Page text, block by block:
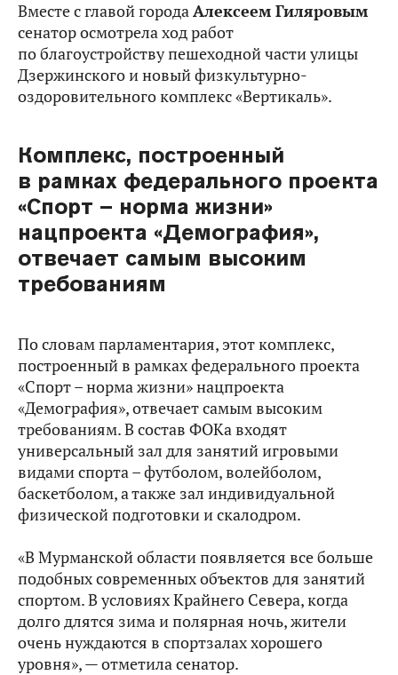
Вместе с главой городаАлексеем Гиляровым
сенатор осмотрела ход работ
по благоустройству пешеходной части улицы
Дзержинского и новый физкультурно-
оздоровительного комплекс «Вертикаль».
Комплекс, построенный
в рамках федерального проекта
«Спорт – норма жизни»
нацпроекта «Демография»,
отвечает самым высоким
требованиям
По словам парламентария, этот комплекс,
построенный в рамках федерального проекта
«Спорт – норма жизни» нацпроекта
«Демография», отвечает самым высоким
требованиям. В состав ФОКа входят
универсальный зал для занятий игровыми
видами спорта – футболом, волейболом,
баскетболом, а также зал индивидуальной
физической подготовки и скалодром.
«В Мурманской области появляется все больше
подобных современных объектов для занятий
спортом. В условиях Крайнего Севера, когда
долго длятся зима и полярная ночь, жители
очень нуждаются в спортзалах хорошего
уровня», — отметила сенатор.